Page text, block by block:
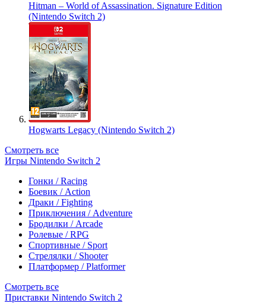
Hitman – World of Assassination. Signature Edition
(Nintendo Switch 2)
Hogwarts Legacy (Nintendo Switch 2)
Смотреть все
Игры Nintendo Switch 2
Гонки / Racing
Боевик / Action
Драки / Fighting
Приключения / Adventure
Бродилки / Arcade
Ролевые / RPG
Спортивные / Sport
Стрелялки / Shooter
Платформер / Platformer
Смотреть все
Приставки Nintendo Switch 2